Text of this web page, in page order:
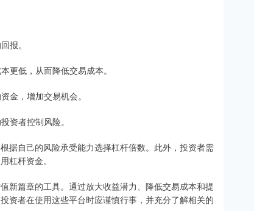
报。
更低，从而降低交易成本。
金，增加交易机会。
资者控制风险。
据自己的风险承受能力选择杠杆倍数。此外，投资者需
杠杆资金。
新篇章的工具。通过放大收益潜力、降低交易成本和提
资者在使用这些平台时应谨慎行事，并充分了解相关的